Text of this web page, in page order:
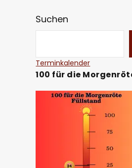
Suchen
Terminkalender
100 für die